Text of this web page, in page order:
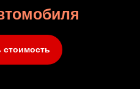
стоимость